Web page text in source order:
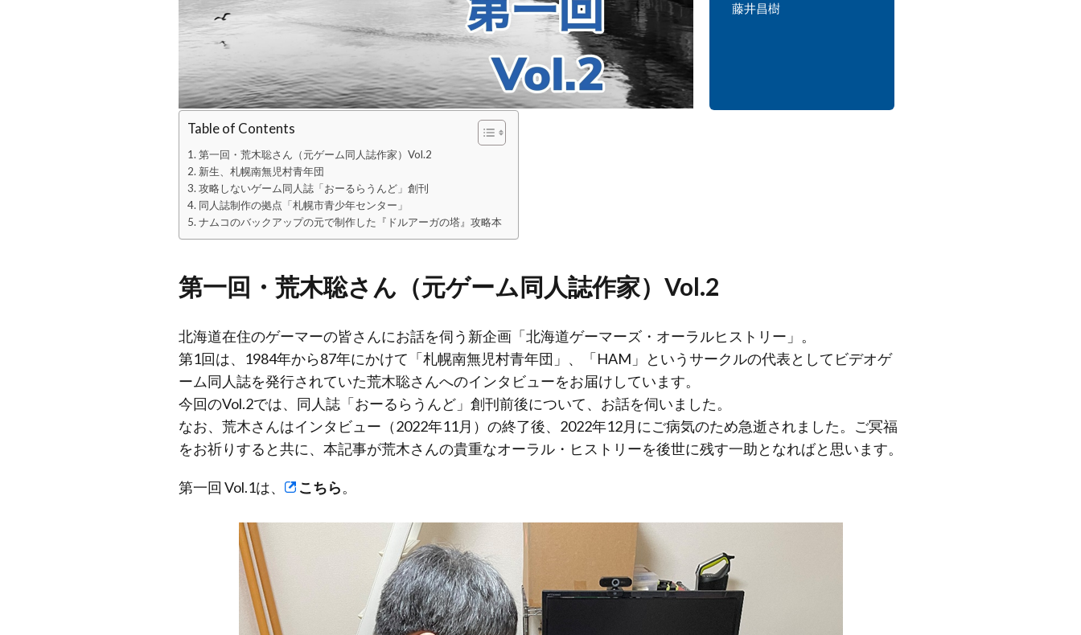
藤井昌樹
Table of Contents
第一回・荒木聡さん（元ゲーム同人誌作家）Vol.2
新生、札幌南無児村青年団
攻略しないゲーム同人誌「おーるらうんど」創刊
同人誌制作の拠点「札幌市青少年センター」
ナムコのバックアップの元で制作した『ドルアーガの塔』攻略本
第一回・荒木聡さん（元ゲーム同人誌作家）Vol.2
北海道在住のゲーマーの皆さんにお話を伺う新企画「北海道ゲーマーズ・オーラルヒストリー」。
第1回は、1984年から87年にかけて「札幌南無児村青年団」、「HAM」というサークルの代表としてビデオゲ
ーム同人誌を発行されていた荒木聡さんへのインタビューをお届けしています。
今回のVol.2では、同人誌「おーるらうんど」創刊前後について、お話を伺いました。
なお、荒木さんはインタビュー（2022年11月）の終了後、2022年12月にご病気のため急逝されました。ご冥福
をお祈りすると共に、本記事が荒木さんの貴重なオーラル・ヒストリーを後世に残す一助となればと思います。
第一回 Vol.1は、 こちら。